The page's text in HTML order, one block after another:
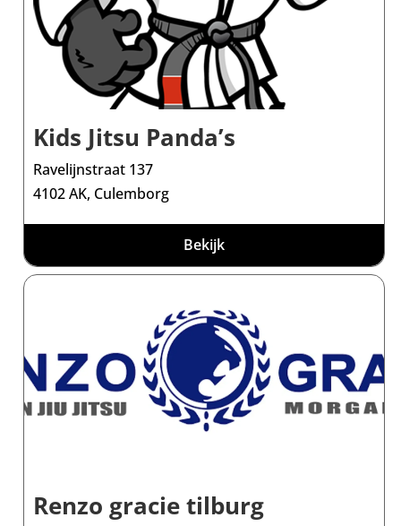
Kids Jitsu Panda’s
Ravelijnstraat 137
4102 AK, Culemborg
Bekijk
Renzo gracie tilburg